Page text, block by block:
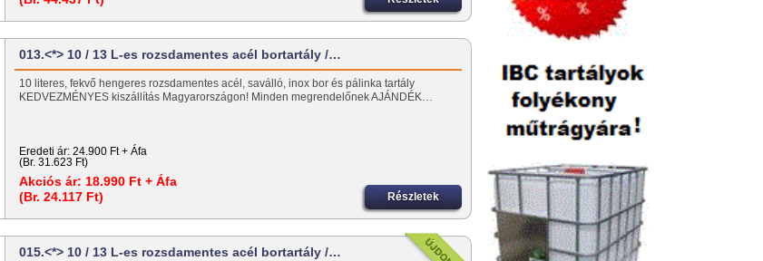
013.<*> 10 / 13 L-es rozsdamentes acél bortartály /…
10 literes, fekvő hengeres rozsdamentes acél, saválló, inox bor és pálinka tartály
KEDVEZMÉNYES kiszállítás Magyarországon! Minden megrendelőnek AJÁNDÉK…
Eredeti ár: 24.900 Ft + Áfa
(Br. 31.623 Ft)
Akciós ár: 18.990 Ft + Áfa
(Br. 24.117 Ft)
Részletek
015.<*> 10 / 13 L-es rozsdamentes acél bortartály /…